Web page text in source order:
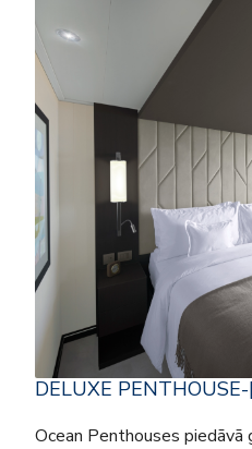
DELUXE
Ocean Penthouses piedāvā